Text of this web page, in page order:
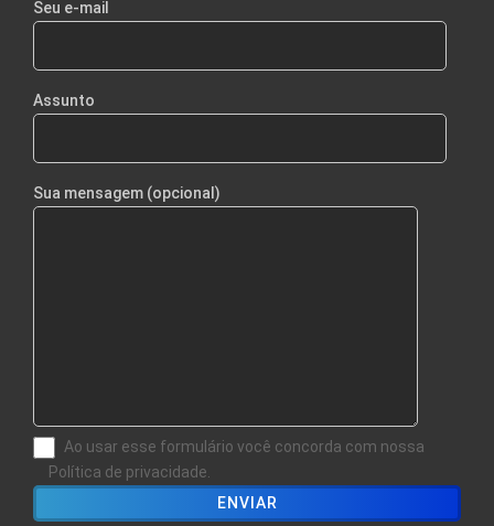
Seu e-mail
Assunto
Sua mensagem (opcional)
Ao usar esse formulário você concorda com nossa
Política de privacidade.